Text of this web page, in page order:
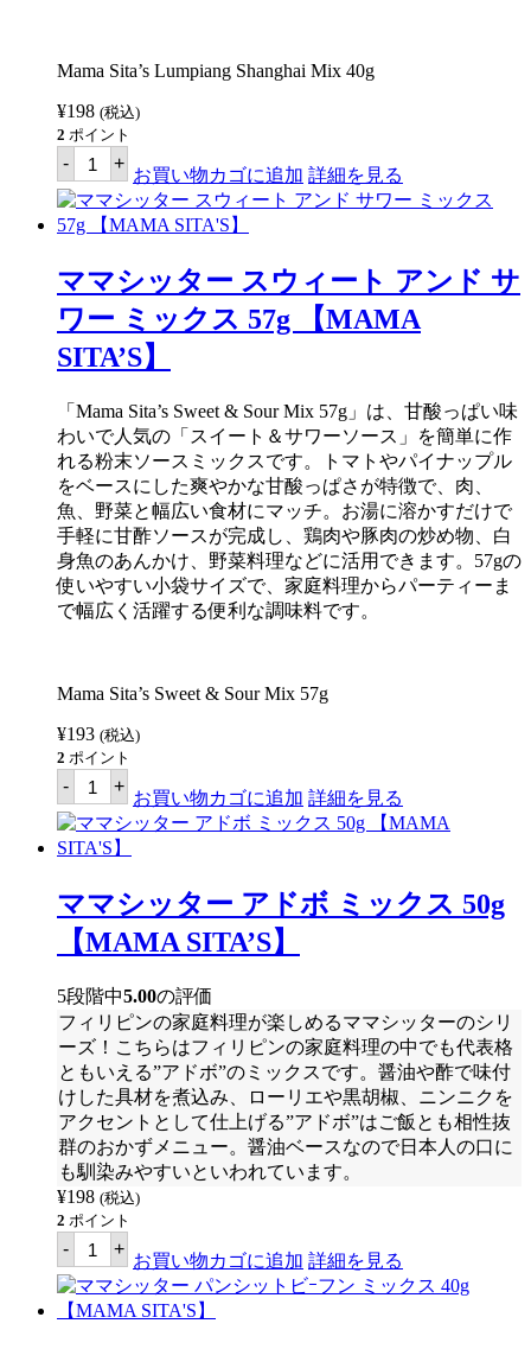
Mama Sita’s Lumpiang Shanghai Mix 40g
¥198 (税込)
2 ポイント
- マ
マ
シ
ッ
タ
ル
ン
ピ
ア
シ
ャ
ハ
イ
ミ
ッ
ク
ス
40g
【MAMA
SITA'S】
個
+
お買い物カゴに追加 詳細を見る
ママシッター スウィート アンド サ
ワー ミックス 57g 【MAMA
SITA’S】
「Mama Sita’s Sweet & Sour Mix 57g」は、甘酸っぱい味
わいで人気の「スイート＆サワーソース」を簡単に作
れる粉末ソースミックスです。トマトやパイナップル
をベースにした爽やかな甘酸っぱさが特徴で、肉、
魚、野菜と幅広い食材にマッチ。お湯に溶かすだけで
手軽に甘酢ソースが完成し、鶏肉や豚肉の炒め物、白
身魚のあんかけ、野菜料理などに活用できます。57gの
使いやすい小袋サイズで、家庭料理からパーティーま
で幅広く活躍する便利な調味料です。
Mama Sita’s Sweet & Sour Mix 57g
¥193 (税込)
2 ポイント
- マ
マ
シ
ッ
タ
ス
ウ
ィ
ー
ア
ン
ド
サ
ワ
ー
ミ
ッ
ク
ス
57g
【MAMA
SITA'S】
個
+
お買い物カゴに追加 詳細を見る
ママシッター アドボ ミックス 50g
【MAMA SITA’S】
5段階中5.00の評価
フィリピンの家庭料理が楽しめるママシッターのシリ
ーズ！こちらはフィリピンの家庭料理の中でも代表格
ともいえる”アドボ”のミックスです。醤油や酢で味付
けした具材を煮込み、ローリエや黒胡椒、ニンニクを
アクセントとして仕上げる”アドボ”はご飯とも相性抜
群のおかずメニュー。醤油ベースなので日本人の口に
も馴染みやすいといわれています。
¥198 (税込)
2 ポイント
- マ
マ
シ
ッ
タ
+
お買い物カゴに追加 詳細を見る